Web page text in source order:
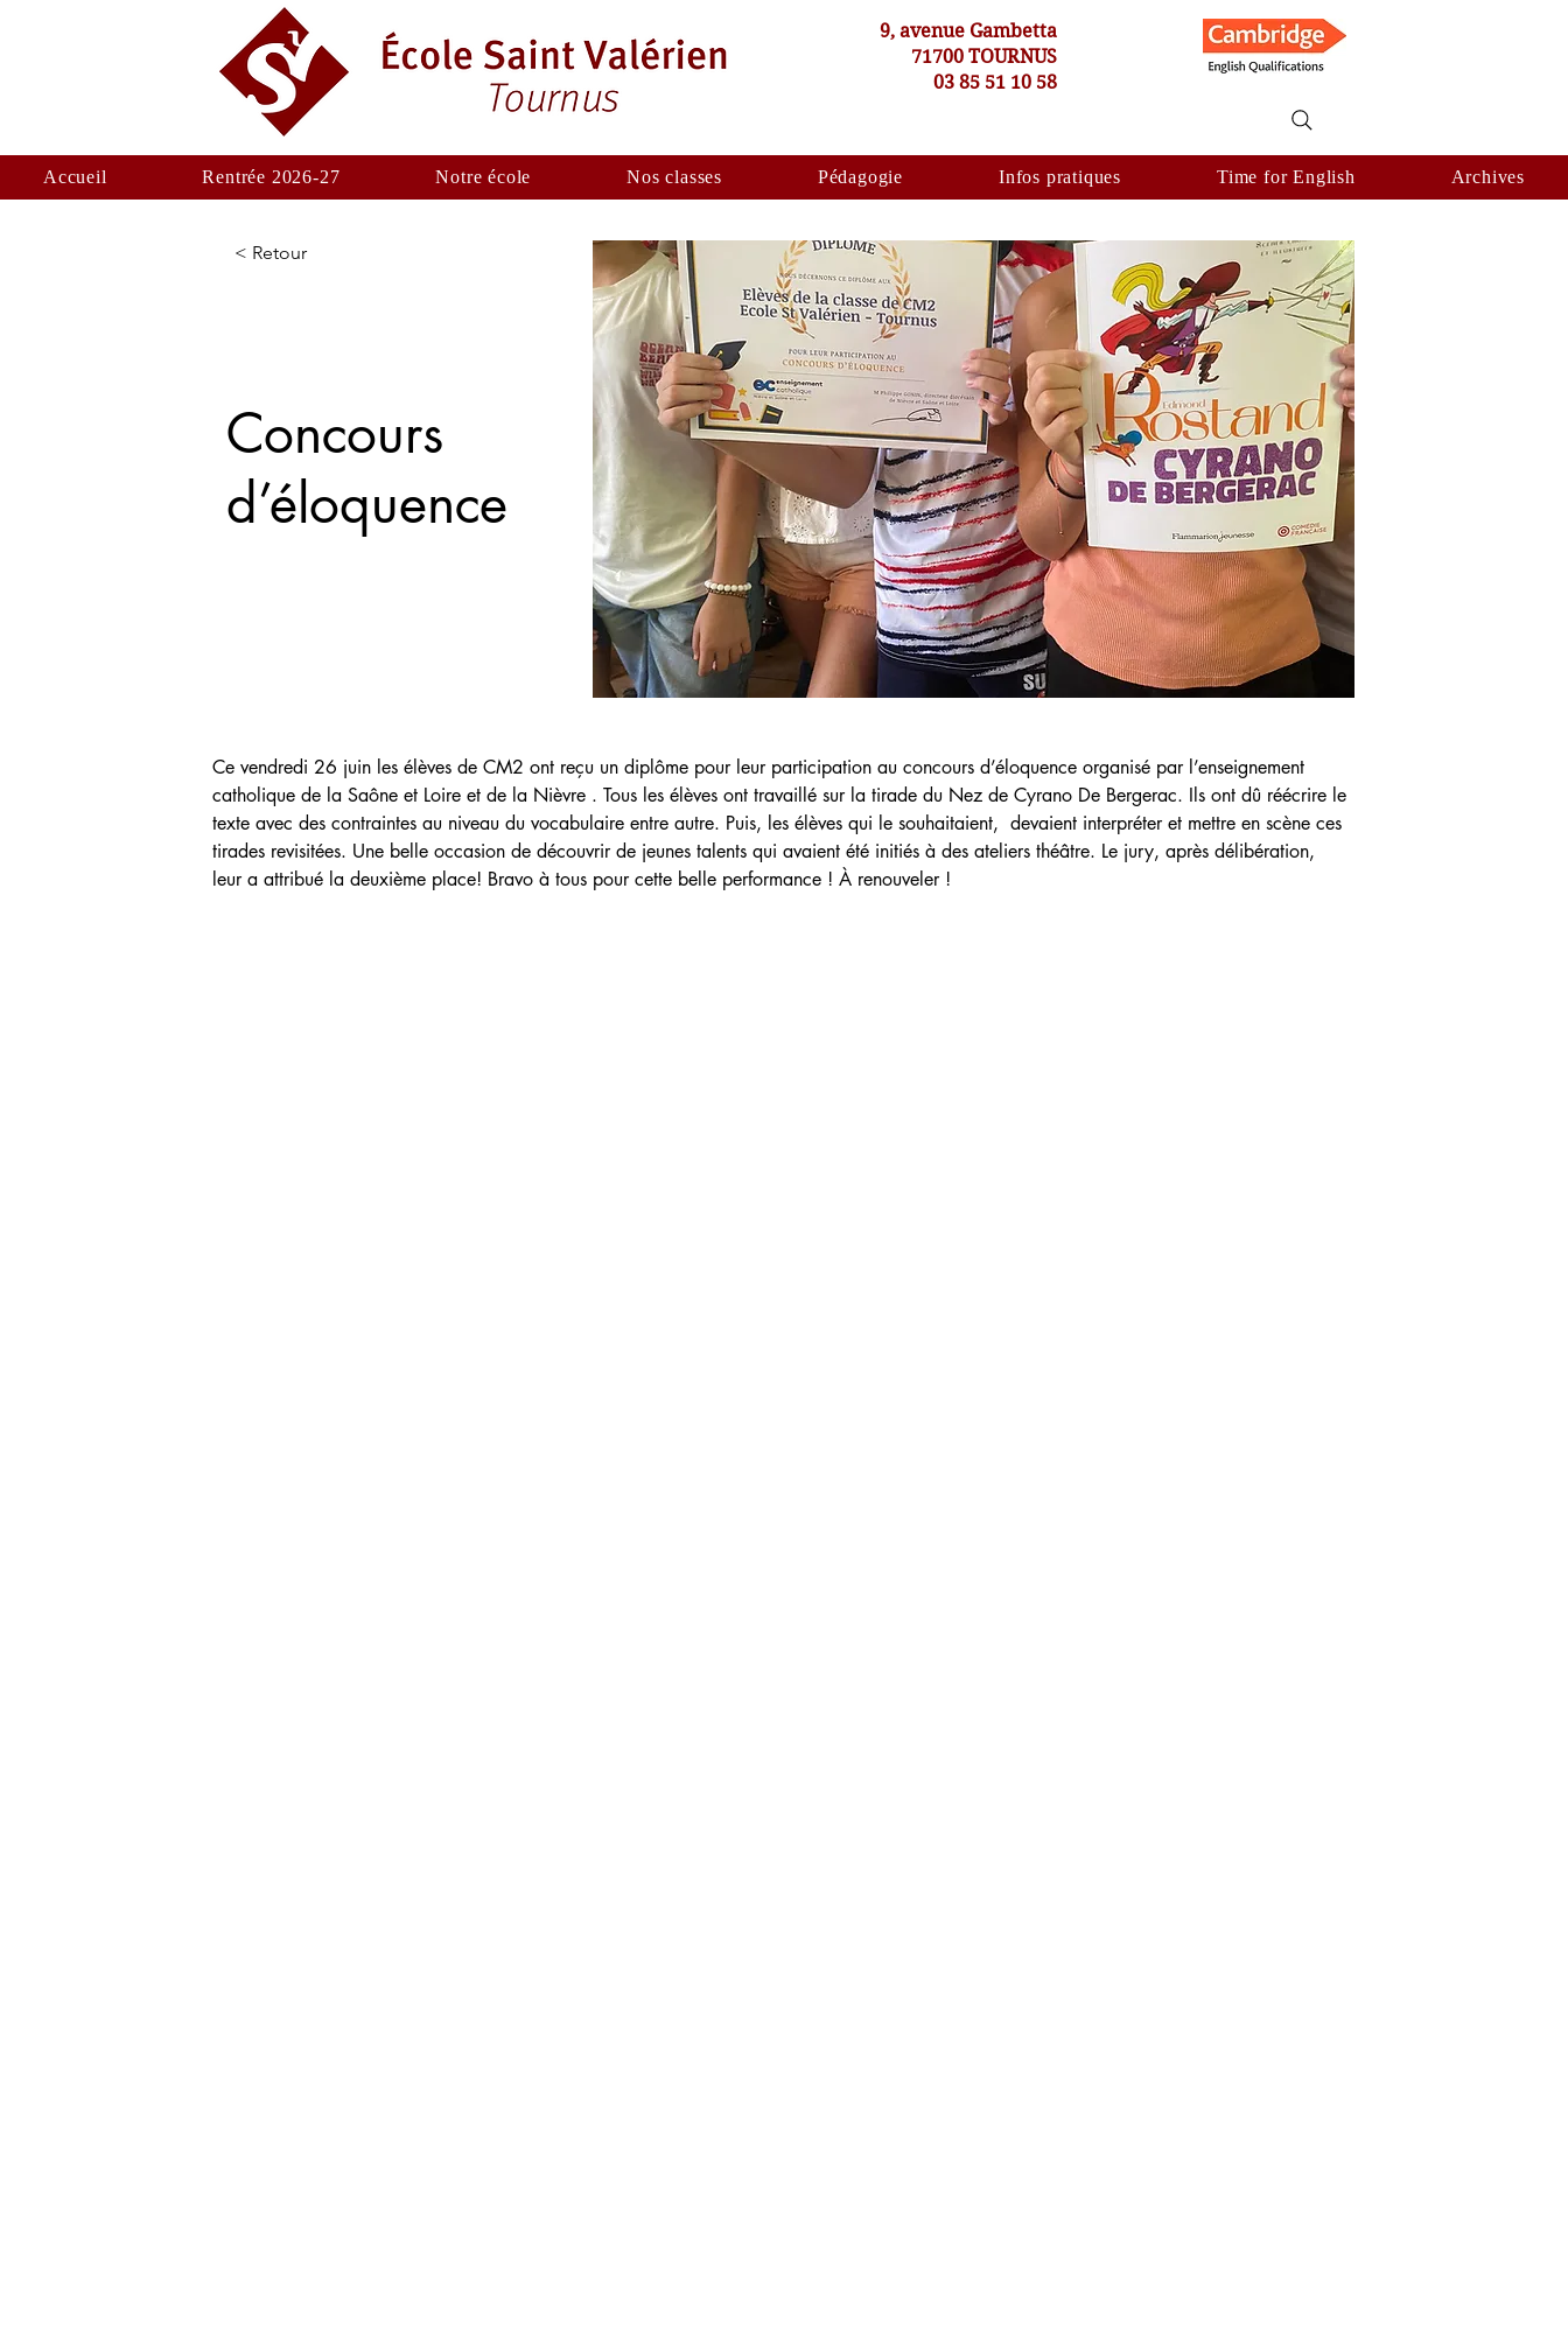
9, avenue Gambetta
71700 TOURNUS
03 85 51 10 58
Accueil Rentrée 2026-27 Notre école Nos classes Pédagogie Infos pratiques Time for English Archives
< Retour
Concours
d’éloquence
Ce vendredi 26 juin les élèves de CM2 ont reçu un diplôme pour leur participation au concours d’éloquence organisé par l’enseignement
catholique de la Saône et Loire et de la Nièvre . Tous les élèves ont travaillé sur la tirade du Nez de Cyrano De Bergerac. Ils ont dû réécrire le
texte avec des contraintes au niveau du vocabulaire entre autre. Puis, les élèves qui le souhaitaient,  devaient interpréter et mettre en scène ces
tirades revisitées. Une belle occasion de découvrir de jeunes talents qui avaient été initiés à des ateliers théâtre. Le jury, après délibération,
leur a attribué la deuxième place! Bravo à tous pour cette belle performance ! À renouveler !